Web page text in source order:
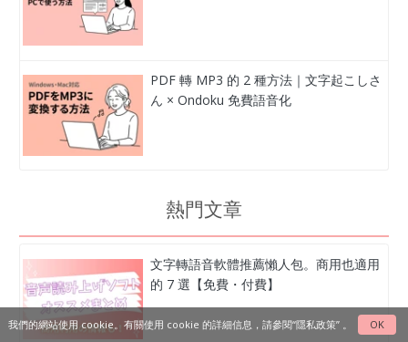
PDF 轉 MP3 的 2 種方法｜文字起こしさ
ん × Ondoku 免費語音化
熱門文章
文字轉語音軟體推薦懶人包。商用也適用
的 7 選【免費・付費】
我們的網站使用 cookie。有關使用 cookie 的詳細信息，請參閱“隱私政策”。 OK